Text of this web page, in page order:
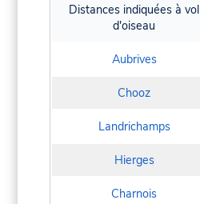
Distances indiquées à vol
d'oiseau
Aubrives
Chooz
Landrichamps
Hierges
Charnois